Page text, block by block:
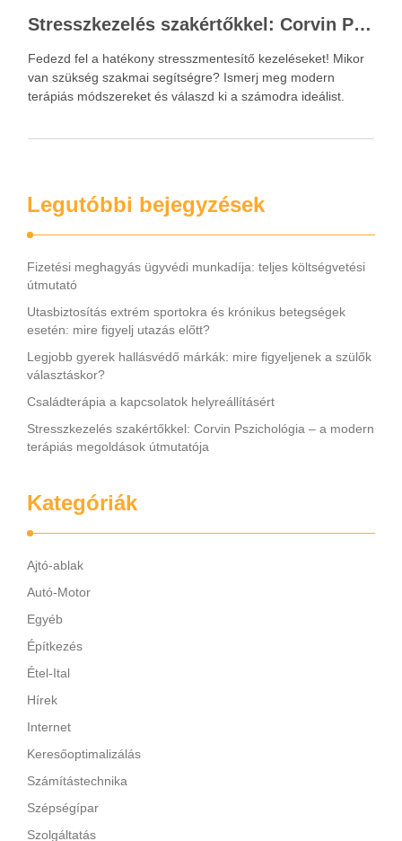
Stresszkezelés szakértőkkel: Corvin Pszichológia – a modern terápiás megoldások útmutatója
Fedezd fel a hatékony stresszmentesítő kezeléseket! Mikor
van szükség szakmai segítségre? Ismerj meg modern
terápiás módszereket és válaszd ki a számodra ideálist.
Legutóbbi bejegyzések
Fizetési meghagyás ügyvédi munkadíja: teljes költségvetési
útmutató
Utasbiztosítás extrém sportokra és krónikus betegségek
esetén: mire figyelj utazás előtt?
Legjobb gyerek hallásvédő márkák: mire figyeljenek a szülők
választáskor?
Családterápia a kapcsolatok helyreállításért
Stresszkezelés szakértőkkel: Corvin Pszichológia – a modern
terápiás megoldások útmutatója
Kategóriák
Ajtó-ablak
Autó-Motor
Egyéb
Építkezés
Étel-Ital
Hírek
Internet
Keresőoptimalizálás
Számítástechnika
Szépségípar
Szolgáltatás